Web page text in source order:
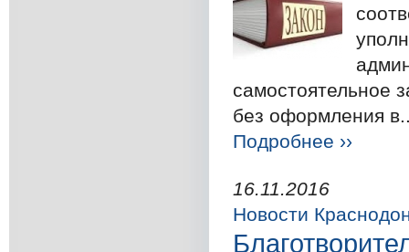
самостоятельное
без оформления
Подробнее ››
16.11.2016
Новости